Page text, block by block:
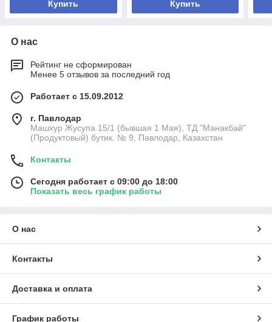
Купить Купить
О нас
Рейтинг не сформирован
Менее 5 отзывов за последний год
Работает с 15.09.2012
г. Павлодар
Машхур Жусупа 15/1 (бывшая 1 Мая), ТД "Манакбай"
(Продуктовый) бутик. № 9, Павлодар, Казахстан
Контакты
Сегодня работает с 09:00 до 18:00
Показать весь график работы
О нас
Контакты
Доставка и оплата
График работы